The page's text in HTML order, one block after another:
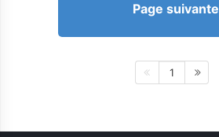
Page suivante
1